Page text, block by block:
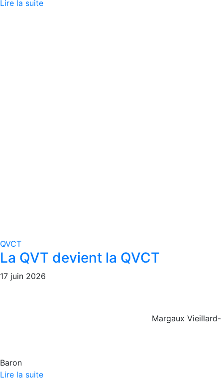
Lire la suite
QVCT
La QVT devient la QVCT
17 juin 2026
Margaux Vieillard-
Baron
Lire la suite